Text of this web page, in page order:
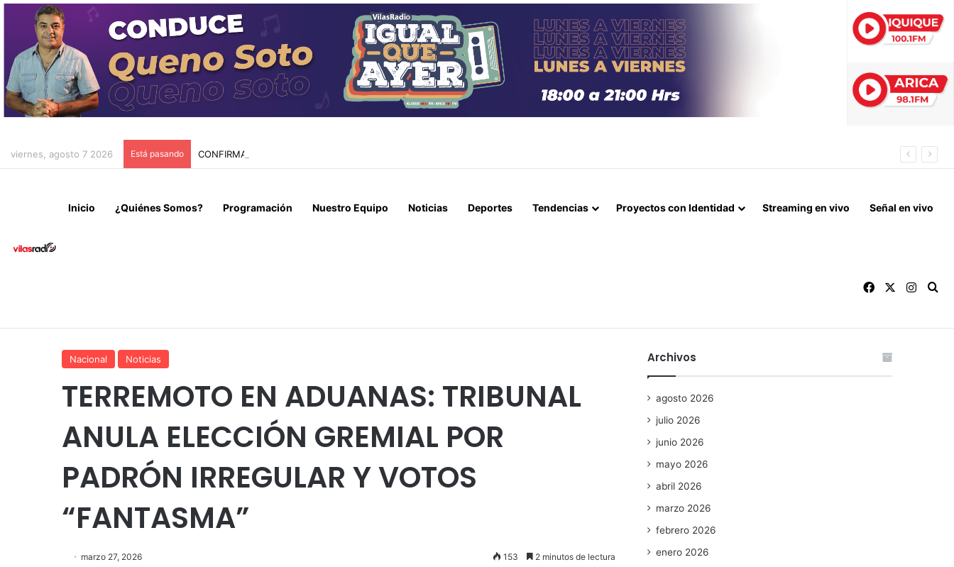
viernes, agosto 7 2026 Está pasando CONFIRMAN FALLECIMIENTO DE MUJER POR PARO CARDIORRESPIRATORIO EN CAMPING CALA CALA EN EL PUEBLO DE TARAPACÁ
Inicio ¿Quiénes Somos? Programación Nuestro Equipo Noticias Deportes Tendencias Proyectos con Identidad Streaming en vivo Señal en vivo
Facebook
Nacional Noticias
TERREMOTO EN ADUANAS: TRIBUNAL
ANULA ELECCIÓN GREMIAL POR
PADRÓN IRREGULAR Y VOTOS
“FANTASMA”
marzo 27, 2026 153 2 minutos de lectura
Archivos
agosto 2026
julio 2026
junio 2026
mayo 2026
abril 2026
marzo 2026
febrero 2026
enero 2026